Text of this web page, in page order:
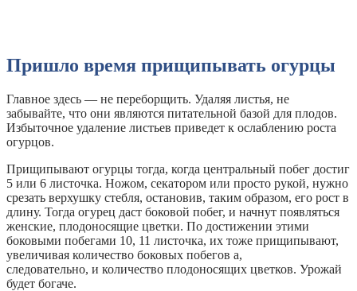
Пришло время прищипывать огурцы
Главное здесь — не переборщить. Удаляя листья, не
забывайте, что они являются питательной базой для плодов.
Избыточное удаление листьев приведет к ослаблению роста
огурцов.
Прищипывают огурцы тогда, когда центральный побег достиг
5 или 6 листочка. Ножом, секатором или просто рукой, нужно
срезать верхушку стебля, остановив, таким образом, его рост в
длину. Тогда огурец даст боковой побег, и начнут появляться
женские, плодоносящие цветки. По достижении этими
боковыми побегами 10, 11 листочка, их тоже прищипывают,
увеличивая количество боковых побегов а,
следовательно, и количество плодоносящих цветков. Урожай
будет богаче.